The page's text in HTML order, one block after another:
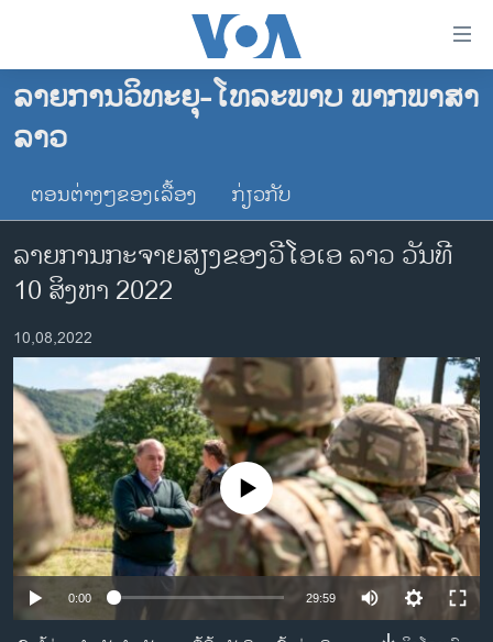
ເຂົ້າ
ຫາ
ຂ້າມ
ຫາ
ຊອກ
ໂຮມເພຈ
ລາວ
ອາເມຣິກາ
ການເລືອກຕັ້ງ ປະທານາທີບໍດີ ສະຫະລັດ 2024
ຂ່າວ​ຈີນ
ເອເຊຍ
ອິດສະຫຼະພາບດ້ານການຂ່າວ
ຊີວິດຊາວລາວ
ຊຸມຊົນຊາວລາວ
ວິທະຍາສາດ-ເທັກໂນໂລຈີ
ທຸລະກິດ
ພາສາອັງກິດ
ວີດີໂອ
ລາຍການວິທະຍຸ-ໂທລະພາບ ພາກພາສາ
ລາວ
ຕອນຕ່າງໆຂອງເລື້ອງ ກ່ຽວກັບ
ລາຍການກະຈາຍສຽງຂອງວີໂອເອ ລາວ ວັນ​ທີ
10 ສິ​ງ​ຫາ 2022
10,08,2022
No media source currently available
0:00 29:59